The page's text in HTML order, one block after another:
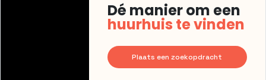
Dé manier om een
huurhuis te vinden
Plaats een zoekopdracht